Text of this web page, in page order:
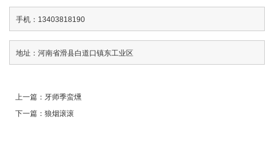
手机：13403818190
地址：河南省滑县白道口镇东工业区
上一篇： 牙师季蛮燻
下一篇： 狼烟滚滚